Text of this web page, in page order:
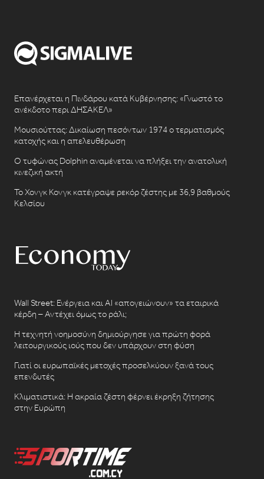
Επανέρχεται η Πινδάρου κατά Κυβέρνησης: «Γνωστό το
ανέκδοτο περι ΔΗΣΑΚΕΛ»
Μουσιούττας: Δικαίωση πεσόντων 1974 ο τερματισμός
κατοχής και η απελευθέρωση
Ο τυφώνας Dolphin αναμένεται να πλήξει την ανατολική
κινεζική ακτή
Το Χονγκ Κονγκ κατέγραψε ρεκόρ ζέστης με 36,9 βαθμούς
Κελσίου
Wall Street: Ενέργεια και AI «απογειώνουν» τα εταιρικά
κέρδη – Αντέχει όμως το ράλι;
Η τεχνητή νοημοσύνη δημιούργησε για πρώτη φορά
λειτουργικούς ιούς που δεν υπάρχουν στη φύση
Γιατί οι ευρωπαϊκές μετοχές προσελκύουν ξανά τους
επενδυτές
Κλιματιστικά: Η ακραία ζέστη φέρνει έκρηξη ζήτησης
στην Ευρώπη